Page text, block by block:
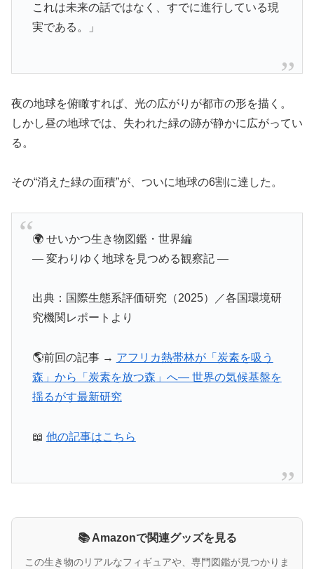
これは未来の話ではなく、すでに進行している現
実である。」
夜の地球を俯瞰すれば、光の広がりが都市の形を描く。
しかし昼の地球では、失われた緑の跡が静かに広がってい
る。
その“消えた緑の面積”が、ついに地球の6割に達した。
🌍 せいかつ生き物図鑑・世界編
― 変わりゆく地球を見つめる観察記 ―
出典：国際生態系評価研究（2025）／各国環境研
究機関レポートより
🌎前回の記事 → アフリカ熱帯林が「炭素を吸う
森」から「炭素を放つ森」へ― 世界の気候基盤を
揺るがす最新研究
📖 他の記事はこちら
📚 Amazonで関連グッズを見る
この生き物のリアルなフィギュアや、専門図鑑が見つかりま